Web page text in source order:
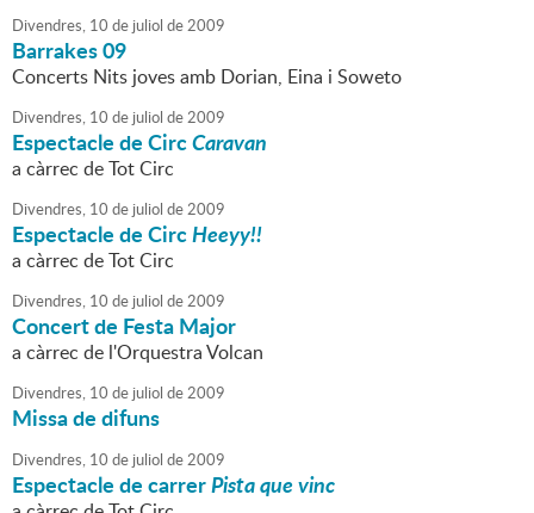
Divendres, 10 de juliol de2009
Barrakes 09
Concerts Nits joves amb Dorian, Eina i Soweto
Divendres, 10 de juliol de2009
Espectacle de CircCaravan
a càrrec de Tot Circ
Divendres, 10 de juliol de2009
Espectacle de CircHeeyy!!
a càrrec de Tot Circ
Divendres, 10 de juliol de2009
Concert de Festa Major
a càrrec de l'Orquestra Volcan
Divendres, 10 de juliol de2009
Missa de difuns
Divendres, 10 de juliol de2009
Espectacle de carrerPista que vinc